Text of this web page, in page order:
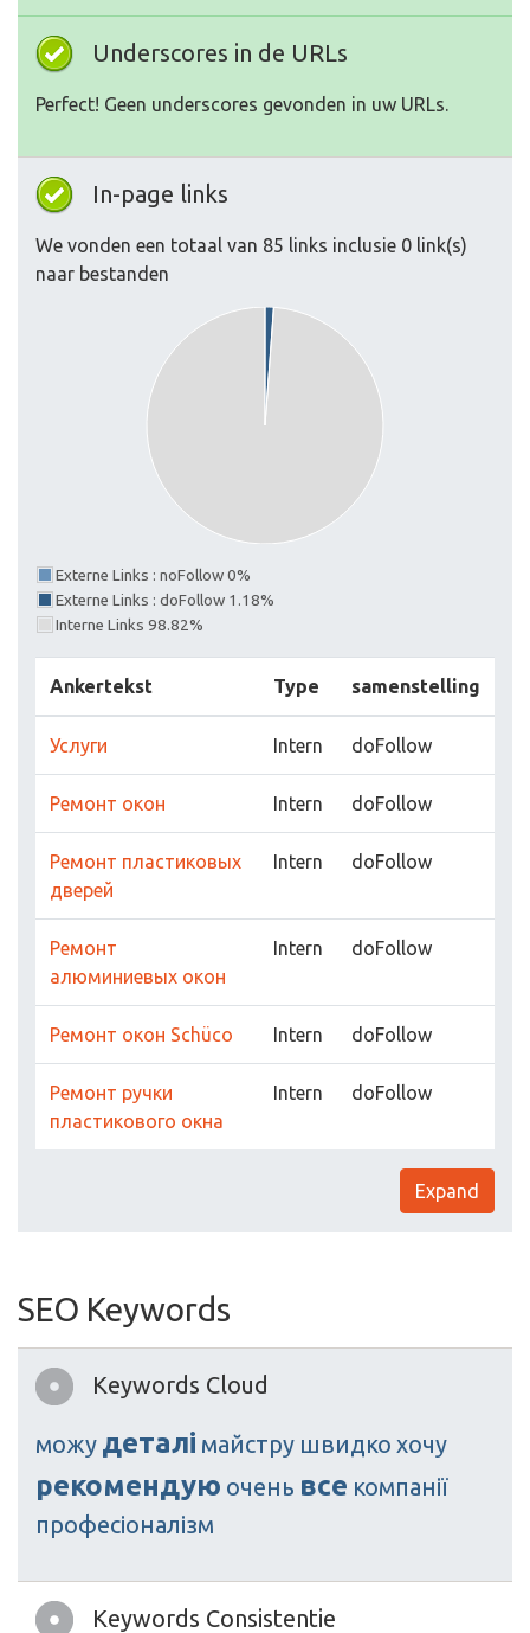
Underscores in de URLs
Perfect! Geen underscores gevonden in uw URLs.
In-page links
We vonden een totaal van 85 links inclusie 0 link(s)
naar bestanden
Externe Links : noFollow 0%
Externe Links : doFollow 1.18%
Interne Links 98.82%
Ankertekst Type samenstelling
Услуги Intern doFollow
Ремонт окон Intern doFollow
Ремонт пластиковых
дверей
Intern doFollow
Ремонт
алюминиевых окон
Intern doFollow
Ремонт окон Schüco Intern doFollow
Ремонт ручки
пластикового окна
Intern doFollow
Expand
SEO Keywords
Keywords Cloud
можу деталі майстру швидко хочу
рекомендую очень все компанії
професіоналізм
Keywords Consistentie